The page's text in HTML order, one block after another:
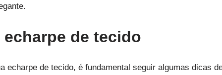
de tecido
echarpe de tecido, é fundamental seguir algumas dicas